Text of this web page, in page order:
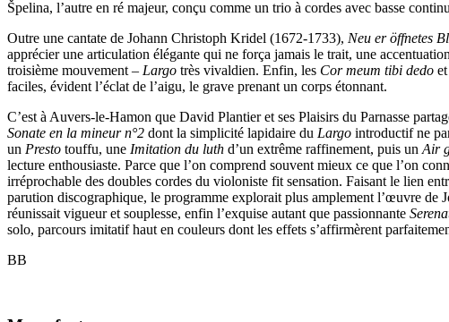
Špelina, l’autre en ré majeur, conçu comme un trio à cordes avec basse
Outre une cantate de Johann Christoph Kridel (1672-1733), Neu er öffnetes
apprécier une articulation élégante qui ne força jamais le trait, une
troisième mouvement – Largo très vivaldien. Enfin, les Cor meum tibi dedo et
faciles, évident l’éclat de l’aigu, le grave prenant un corps étonnant.
C’est à Auvers-le-Hamon que David Plantier et ses Plaisirs du Parnasse
Sonate en la mineur n°2 dont la simplicité lapidaire du Largo introductif ne
un Presto touffu, une Imitation du luth d’un extrême raffinement, puis un Air
lecture enthousiaste. Parce que l’on comprend souvent mieux ce que l’on
irréprochable des doubles cordes du violoniste fit sensation. Faisant le lien
parution discographique, le programme explorait plus amplement l’œuvre de
réunissait vigueur et souplesse, enfin l’exquise autant que passionnante
solo, parcours imitatif haut en couleurs dont les effets s’affirmèrent
BB